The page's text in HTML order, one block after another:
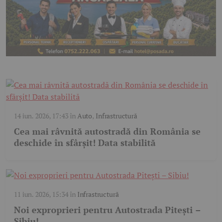
14 iun. 2026, 17:43înAuto, Infrastructură
Cea mai râvnită autostradă din România se
deschide în sfârșit! Data stabilită
11 iun. 2026, 15:34în Infrastructură
Noi exproprieri pentru Autostrada Pitești –